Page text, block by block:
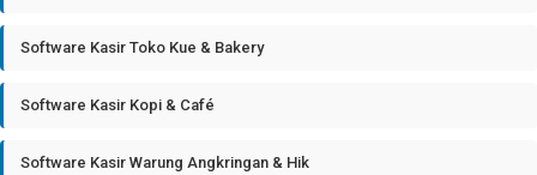
Software Kasir Toko Kue & Bakery
Software Kasir Kopi & Café
Software Kasir Warung Angkringan & Hik